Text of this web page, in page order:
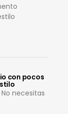
con pocos
necesitas